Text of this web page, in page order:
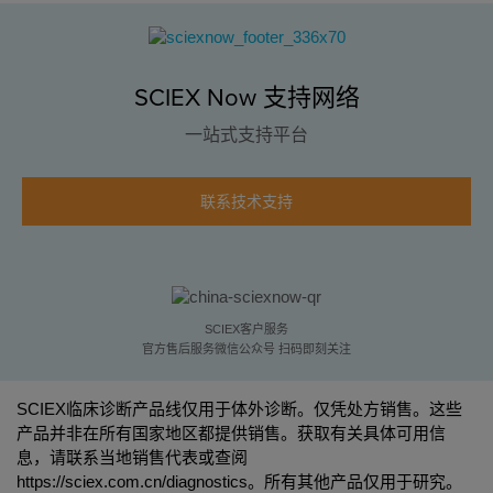
SCIEX Now 支持网络
一站式支持平台
联系技术支持
SCIEX客户服务
官方售后服务微信公众号 扫码即刻关注
SCIEX临床诊断产品线仅用于体外诊断。仅凭处方销售。这些
产品并非在所有国家地区都提供销售。获取有关具体可用信
息，请联系当地销售代表或查阅
https://sciex.com.cn/diagnostics。所有其他产品仅用于研究。